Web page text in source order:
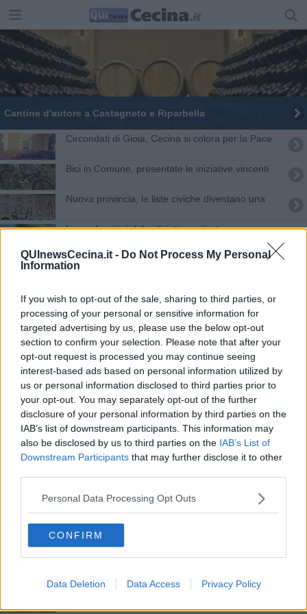
QUInewsCecina.it - Do Not Process My Personal
Information
If you wish to opt-out of the sale, sharing to third parties, or
processing of your personal or sensitive information for
targeted advertising by us, please use the below opt-out
section to confirm your selection. Please note that after your
opt-out request is processed you may continue seeing
interest-based ads based on personal information utilized by
us or personal information disclosed to third parties prior to
your opt-out. You may separately opt-out of the further
disclosure of your personal information by third parties on the
IAB’s list of downstream participants. This information may
also be disclosed by us to third parties on the IAB’s List of
Downstream Participants that may further disclose it to other
Personal Data Processing Opt Outs
CONFIRM
Data Deletion Data Access Privacy Policy
Cantine d'autore a Castagneto e Riparbella
​Circondati di Gioia, Cecina si colora per la Pace
Bici in Comune, presentate le iniziative vincenti
Nuova provincia, le liste civiche diventano una
Le confessioni del poliziotto-rapinatore
Costituito il Gal Terre Etrusche, ora è realtà
Pd: assemblee di zona sui temi delle regionali
Gal Terre Etrusche, nuove strategie di sviluppo
"Accorpare i distretti sanitari è una sciagura"
Buy wine 2015, il buon vino delle colline toscane
Alluvione 2024, il punto sulle risorse stanziate
27 nuovi ambiti per il turismo in Toscana
Toscana Nord ovest, 381 positivi, altri 3 bimbi
Maltempo e allagamenti, 4 persone evacuate
"Prepotenza politica non può essere